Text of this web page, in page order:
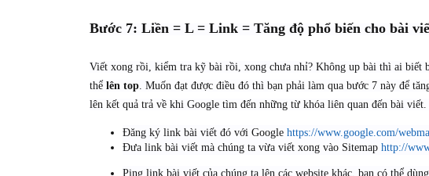
Bước 7: Liền = L = Link = Tăng độ phổ biến cho bài
Viết xong rồi, kiểm tra kỹ bài rồi, xong chưa nhỉ? Không up bài thì ai biết
thể lên top. Muốn đạt được điều đó thì bạn phải làm qua bước 7 này để
lên kết quả trả về khi Google tìm đến những từ khóa liên quan đến bài viết.
Đăng ký link bài viết đó với Google https://www.google.com/
Đưa link bài viết mà chúng ta vừa viết xong vào Sitemap http://
Ping link bài viết của chúng ta lên các website khác, bạn có thể